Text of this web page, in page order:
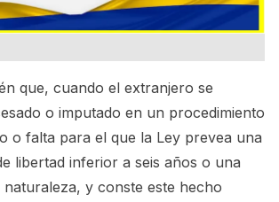
que, cuando el extranjero se
o imputado en un procedimiento
o falta para el que la Ley prevea una
libertad inferior a seis años o una
naturaleza, y conste este hecho